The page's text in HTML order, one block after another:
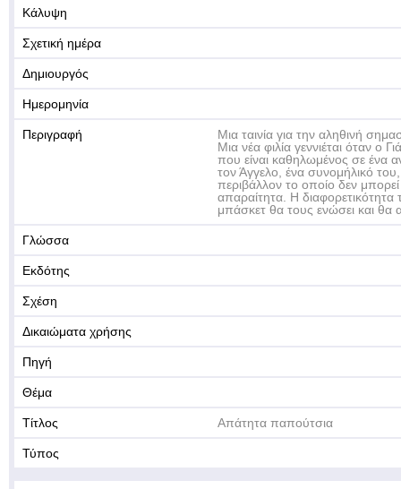
Κάλυψη
Σχετική ημέρα
Δημιουργός
Ημερομηνία
Περιγραφή
Μια ταινία για την αληθινή
Μια νέα φιλία γεννιέται όταν ο
που είναι καθηλωμένος σε ένα
τον Άγγελο, ένα συνομήλικό
περιβάλλον το οποίο δεν
απαραίτητα. Η
μπάσκετ θα τους ενώσει και θα
Γλώσσα
Εκδότης
Σχέση
Δικαιώματα χρήσης
Πηγή
Θέμα
Τίτλος Απάτητα παπούτσια
Τύπος